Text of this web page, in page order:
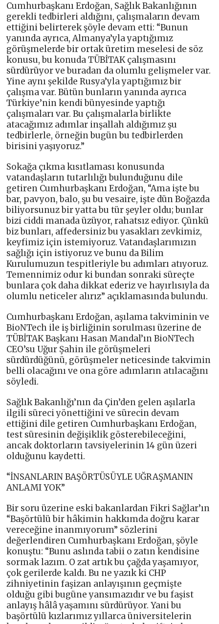
Cumhurbaşkanı Erdoğan, Sağlık Bakanlığının
gerekli tedbirleri aldığını, çalışmaların devam
ettiğini belirterek şöyle devam etti: “Bunun
yanında ayrıca, Almanya’yla yaptığımız
görüşmelerde bir ortak üretim meselesi de söz
konusu, bu konuda TÜBİTAK çalışmasını
sürdürüyor ve buradan da olumlu gelişmeler var.
Yine aynı şekilde Rusya’yla yaptığımız bir
çalışma var. Bütün bunların yanında ayrıca
Türkiye’nin kendi bünyesinde yaptığı
çalışmaları var. Bu çalışmalarla birlikte
atacağımız adımlar inşallah aldığımız şu
tedbirlerle, örneğin bugün bu tedbirlerden
birisini yaşıyoruz.”
Sokağa çıkma kısıtlaması konusunda
vatandaşların tutarlılığı bulunduğunu dile
getiren Cumhurbaşkanı Erdoğan, “Ama işte bu
bar, pavyon, balo, şu bu vesaire, işte dün Boğazda
biliyorsunuz bir yatta bu tür şeyler oldu; bunlar
bizi ciddi manada üzüyor, rahatsız ediyor. Çünkü
biz bunları, affedersiniz bu yasakları zevkimiz,
keyfimiz için istemiyoruz. Vatandaşlarımızın
sağlığı için istiyoruz ve bunu da Bilim
Kurulumuzun tespitleriyle bu adımları atıyoruz.
Temennimiz odur ki bundan sonraki süreçte
bunlara çok daha dikkat ederiz ve hayırlısıyla da
olumlu neticeler alırız” açıklamasında bulundu.
Cumhurbaşkanı Erdoğan, aşılama takviminin ve
BioNTech ile iş birliğinin sorulması üzerine de
TÜBİTAK Başkanı Hasan Mandal’ın BioNTech
CEO’su Uğur Şahin ile görüşmeleri
sürdürdüğünü, görüşmeler neticesinde takvimin
belli olacağını ve ona göre adımların atılacağını
söyledi.
Sağlık Bakanlığı’nın da Çin’den gelen aşılarla
ilgili süreci yönettiğini ve sürecin devam
ettiğini dile getiren Cumhurbaşkanı Erdoğan,
test süresinin değişiklik gösterebileceğini,
ancak doktorların tavsiyelerinin 14 gün üzeri
olduğunu kaydetti.
“İNSANLARIN BAŞÖRTÜSÜYLE UĞRAŞMANIN
ANLAMI YOK”
Bir soru üzerine eski bakanlardan Fikri Sağlar’ın
“Başörtülü bir hâkimin hakkımda doğru karar
vereceğine inanmıyorum” sözlerini
değerlendiren Cumhurbaşkanı Erdoğan, şöyle
konuştu: “Bunu aslında tabii o zatın kendisine
sormak lazım. O zat artık bu çağda yaşamıyor,
çok gerilerde kaldı. Bu ne yazık ki CHP
zihniyetinin faşizan anlayışının geçmişte
olduğu gibi bugüne yansımazıdır ve bu faşist
anlayış hâlâ yaşamını sürdürüyor. Yani bu
başörtülü kızlarımız yıllarca üniversitelerin